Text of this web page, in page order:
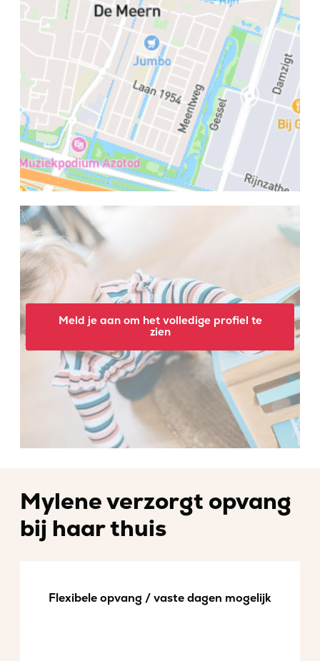
Meld je aan om het volledige profiel te
zien
Mylene verzorgt opvang
bij haar thuis
Flexibele opvang / vaste dagen mogelijk